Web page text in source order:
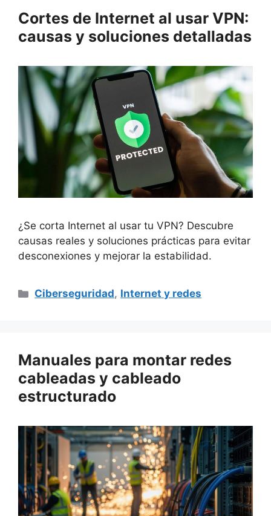
Cortes de Internet al usar VPN:
causas y soluciones detalladas
¿Se corta Internet al usar tu VPN? Descubre
causas reales y soluciones prácticas para evitar
desconexiones y mejorar la estabilidad.
Categorías
Ciberseguridad, Internet y redes
Manuales para montar redes
cableadas y cableado
estructurado